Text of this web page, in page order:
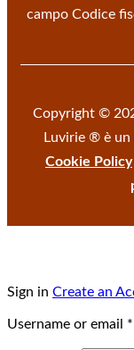
campo Codice
Copyright ©
Luvirie ® è un
Cookie Policy
Sign in Create an
Username or email *